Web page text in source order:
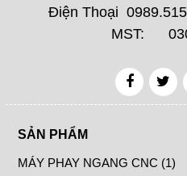
Điện Thoại
MST:
SẢN PHẨM
MÁY PHAY NGANG CNC (1)